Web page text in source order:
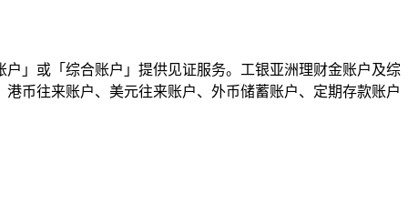
」或「综合账户」提供见证服务。工银亚洲理财金账户及综
币往来账户、美元往来账户、外币储蓄账户、定期存款账户